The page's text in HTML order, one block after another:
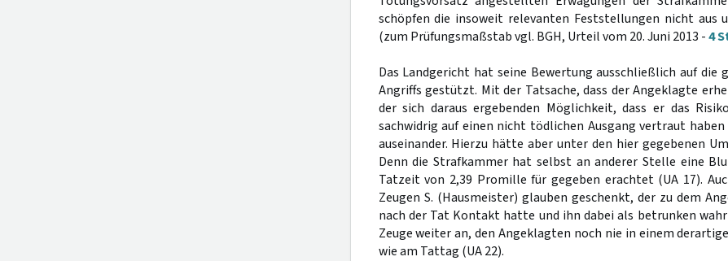
schöpfen die insoweit relevanten Feststellungen nicht aus
(zum Prüfungsmaßstab vgl. BGH, Urteil vom 20. Juni 2013 -4
Das Landgericht hat seine Bewertung ausschließlich auf die
Angriffs gestützt. Mit der Tatsache, dass der Angeklagte
der sich daraus ergebenden Möglichkeit, dass er das
sachwidrig auf einen nicht tödlichen Ausgang vertraut
auseinander. Hierzu hätte aber unter den hier gegebenen
Denn die Strafkammer hat selbst an anderer Stelle eine
Tatzeit von 2,39 Promille für gegeben erachtet (UA 17).
Zeugen S. (Hausmeister) glauben geschenkt, der zu dem
nach der Tat Kontakt hatte und ihn dabei als betrunken
Zeuge weiter an, den Angeklagten noch nie in einem
wie am Tattag (UA 22).